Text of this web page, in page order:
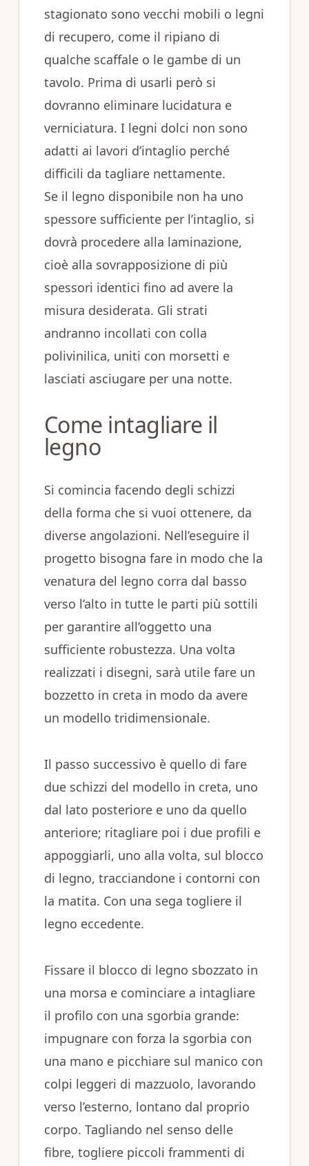
stagionato sono vecchi mobili o legni
di recupero, come il ripiano di
qualche scaffale o le gambe di un
tavolo. Prima di usarli però si
dovranno eliminare lucidatura e
verniciatura. I legni dolci non sono
adatti ai lavori d’intaglio perché
difficili da tagliare nettamente.
Se il legno disponibile non ha uno
spessore sufficiente per l’intaglio, si
dovrà procedere alla laminazione,
cioè alla sovrapposizione di più
spessori identici fino ad avere la
misura desiderata. Gli strati
andranno incollati con colla
polivinilica, uniti con morsetti e
lasciati asciugare per una notte.
Come intagliare il
legno
Si comincia facendo degli schizzi
della forma che si vuoi ottenere, da
diverse angolazioni. Nell’eseguire il
progetto bisogna fare in modo che la
venatura del legno corra dal basso
verso l’alto in tutte le parti più sottili
per garantire all’oggetto una
sufficiente robustezza. Una volta
realizzati i disegni, sarà utile fare un
bozzetto in creta in modo da avere
un modello tridimensionale.
Il passo successivo è quello di fare
due schizzi del modello in creta, uno
dal lato posteriore e uno da quello
anteriore; ritagliare poi i due profili e
appoggiarli, uno alla volta, sul blocco
di legno, tracciandone i contorni con
la matita. Con una sega togliere il
legno eccedente.
Fissare il blocco di legno sbozzato in
una morsa e cominciare a intagliare
il profilo con una sgorbia grande:
impugnare con forza la sgorbia con
una mano e picchiare sul manico con
colpi leggeri di mazzuolo, lavorando
verso l’esterno, lontano dal proprio
corpo. Tagliando nel senso delle
fibre, togliere piccoli frammenti di